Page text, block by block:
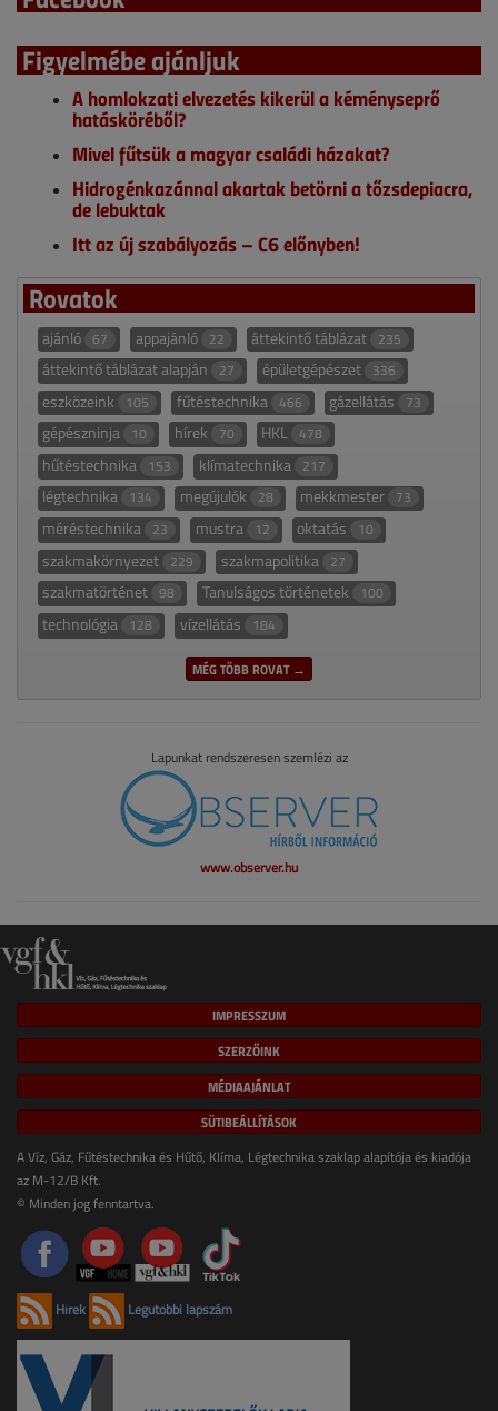
Figyelmébe ajánljuk
A homlokzati elvezetés kikerül a kéményseprő
hatásköréből?
Mivel fűtsük a magyar családi házakat?
Hidrogénkazánnal akartak betörni a tőzsdepiacra,
de lebuktak
Itt az új szabályozás – C6 előnyben!
Rovatok
ajánló 67 appajánló 22 áttekintő táblázat 235
áttekintő táblázat alapján 27 épületgépészet 336
eszközeink 105 fűtéstechnika 466 gázellátás 73
gépészninja 10 hírek 70 HKL 478
hűtéstechnika 153 klímatechnika 217
légtechnika 134 megújulók 28 mekkmester 73
méréstechnika 23 mustra 12 oktatás 10
szakmakörnyezet 229 szakmapolitika 27
szakmatörténet 98 Tanulságos történetek 100
technológia 128 vízellátás 184
MÉG TÖBB ROVAT →
Lapunkat rendszeresen szemlézi az
www.observer.hu
IMPRESSZUM
SZERZŐINK
MÉDIAAJÁNLAT
SÜTIBEÁLLÍTÁSOK
A Víz, Gáz, Fűtéstechnika és Hűtő, Klíma, Légtechnika szaklap alapítója és kiadója
az M-12/B Kft.
© Minden jog fenntartva.
Hírek Legutóbbi lapszám